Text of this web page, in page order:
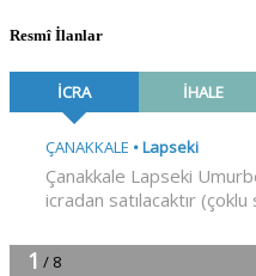
Resmî İlanlar